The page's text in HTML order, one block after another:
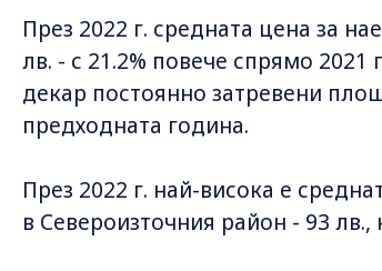
През 2022 г. средната цена за
лв. - с 21.2% повече спрямо
декар постоянно затревени
предходната година.
През 2022 г. най-висока е
в Североизточния район - 93 лв.,